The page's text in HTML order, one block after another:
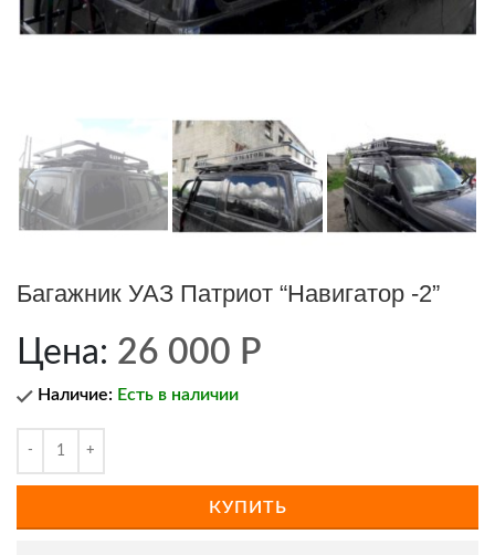
Багажник УАЗ Патриот “Навигатор -2”
Цена: 26 000 Р
Наличие: Есть в наличии
КУПИТЬ